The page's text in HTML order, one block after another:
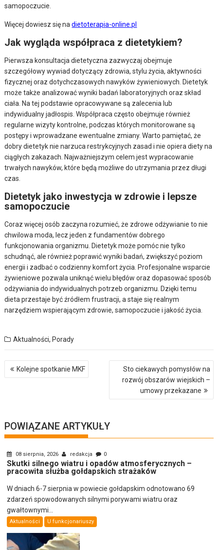
samopoczucie.
Więcej dowiesz się nadietoterapia-online.pl
Jak wygląda współpraca z dietetykiem?
Pierwsza konsultacja dietetyczna zazwyczaj obejmuje
szczegółowy wywiad dotyczący zdrowia, stylu życia, aktywności
fizycznej oraz dotychczasowych nawyków żywieniowych. Dietetyk
może także analizować wyniki badań laboratoryjnych oraz skład
ciała. Na tej podstawie opracowywane są zalecenia lub
indywidualny jadłospis. Współpraca często obejmuje również
regularne wizyty kontrolne, podczas których monitorowane są
postępy i wprowadzane ewentualne zmiany. Warto pamiętać, że
dobry dietetyk nie narzuca restrykcyjnych zasad i nie opiera diety na
ciągłych zakazach. Najważniejszym celem jest wypracowanie
trwałych nawyków, które będą możliwe do utrzymania przez długi
czas.
Dietetyk jako inwestycja w zdrowie i lepsze
samopoczucie
Coraz więcej osób zaczyna rozumieć, że zdrowe odżywianie to nie
chwilowa moda, lecz jeden z fundamentów dobrego
funkcjonowania organizmu. Dietetyk może pomóc nie tylko
schudnąć, ale również poprawić wyniki badań, zwiększyć poziom
energii i zadbać o codzienny komfort życia. Profesjonalne wsparcie
żywieniowe pozwala uniknąć wielu błędów oraz dopasować sposób
odżywiania do indywidualnych potrzeb organizmu. Dzięki temu
dieta przestaje być źródłem frustracji, a staje się realnym
narzędziem wspierającym zdrowie, samopoczucie i jakość życia.
Aktualności, Porady
Nawigacja
wpisuKolejne spotkanie MKF
Sto ciekawych pomysłów na
rozwój obszarów wiejskich –
umowy przekazane
POWIĄZANE ARTYKUŁY
08 sierpnia, 2026 redakcja 0
Skutki silnego wiatru i opadów atmosferycznych –
pracowita służba gołdapskich strażaków
W dniach 6-7 sierpnia w powiecie gołdapskim odnotowano 69
zdarzeń spowodowanych silnymi porywami wiatru oraz
gwałtownymi...
Aktualności U funkcjonariuszy